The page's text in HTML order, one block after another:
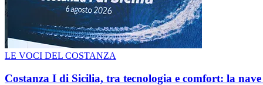
LE VOCI DEL COSTANZA
Costanza I di Sicilia, tra tecnologia e comfort: la